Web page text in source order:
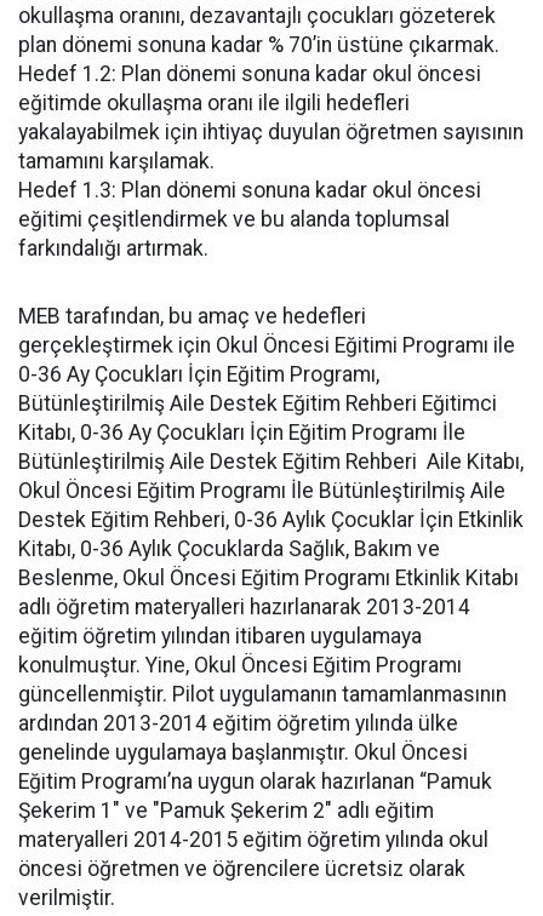
okullaşma oranını, dezavantajlı çocukları gözeterek
plan dönemi sonuna kadar % 70’in üstüne çıkarmak.
Hedef 1.2: Plan dönemi sonuna kadar okul öncesi
eğitimde okullaşma oranı ile ilgili hedefleri
yakalayabilmek için ihtiyaç duyulan öğretmen sayısının
tamamını karşılamak.
Hedef 1.3: Plan dönemi sonuna kadar okul öncesi
eğitimi çeşitlendirmek ve bu alanda toplumsal
farkındalığı artırmak.
MEB tarafından, bu amaç ve hedefleri
gerçekleştirmek için Okul Öncesi Eğitimi Programı ile
0-36 Ay Çocukları İçin Eğitim Programı,
Bütünleştirilmiş Aile Destek Eğitim Rehberi Eğitimci
Kitabı, 0-36 Ay Çocukları İçin Eğitim Programı İle
Bütünleştirilmiş Aile Destek Eğitim Rehberi Aile Kitabı,
Okul Öncesi Eğitim Programı İle Bütünleştirilmiş Aile
Destek Eğitim Rehberi, 0-36 Aylık Çocuklar İçin Etkinlik
Kitabı, 0-36 Aylık Çocuklarda Sağlık, Bakım ve
Beslenme, Okul Öncesi Eğitim Programı Etkinlik Kitabı
adlı öğretim materyalleri hazırlanarak 2013-2014
eğitim öğretim yılından itibaren uygulamaya
konulmuştur. Yine, Okul Öncesi Eğitim Programı
güncellenmiştir. Pilot uygulamanın tamamlanmasının
ardından 2013-2014 eğitim öğretim yılında ülke
genelinde uygulamaya başlanmıştır. Okul Öncesi
Eğitim Programı’na uygun olarak hazırlanan “Pamuk
Şekerim 1" ve "Pamuk Şekerim 2" adlı eğitim
materyalleri 2014-2015 eğitim öğretim yılında okul
öncesi öğretmen ve öğrencilere ücretsiz olarak
verilmiştir.